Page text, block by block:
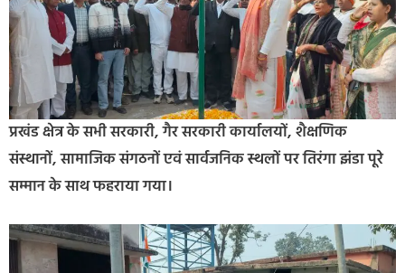
प्रखंड क्षेत्र के सभी सरकारी, गैर सरकारी कार्यालयों, शैक्षणिक
संस्थानों, सामाजिक संगठनों एवं सार्वजनिक स्थलों पर तिरंगा झंडा पूरे
सम्मान के साथ फहराया गया।